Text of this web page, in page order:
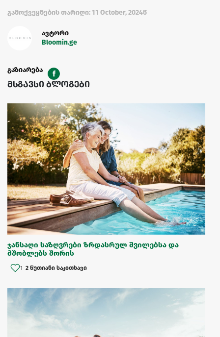
გამოქვეყნების თარიღი: 11 October, 2024წ
ავტორი
Bloomin.ge
გაზიარება
მსგავსი ბლოგები
ჯანსაღი საზღვრები ზრდასრულ შვილებსა და
მშობლებს შორის
1 2 წუთიანი საკითხავი